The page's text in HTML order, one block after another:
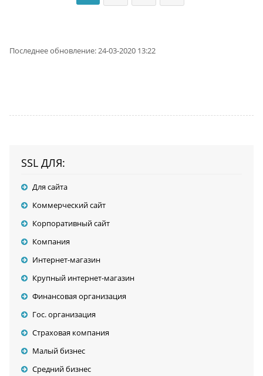
Последнее обновление: 24-03-2020 13:22
SSL ДЛЯ:
Для сайта
Коммерческий сайт
Корпоративный сайт
Компания
Интернет-магазин
Крупный интернет-магазин
Финансовая организация
Гос. организация
Страховая компания
Малый бизнес
Средний бизнес